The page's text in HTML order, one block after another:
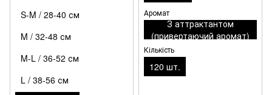
S-M / 28-40 см
M / 32-48 см
M-L / 36-52 см
L / 38-56 см
Аромат
З аттрактантом
(привертаючий аромат)
Кількість
120 шт.